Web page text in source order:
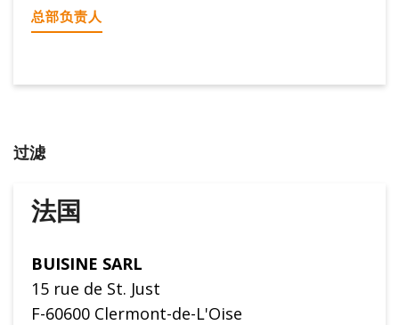
总部负责人
过滤
法国
BUISINE SARL
15 rue de St. Just
F-60600 Clermont-de-L'Oise